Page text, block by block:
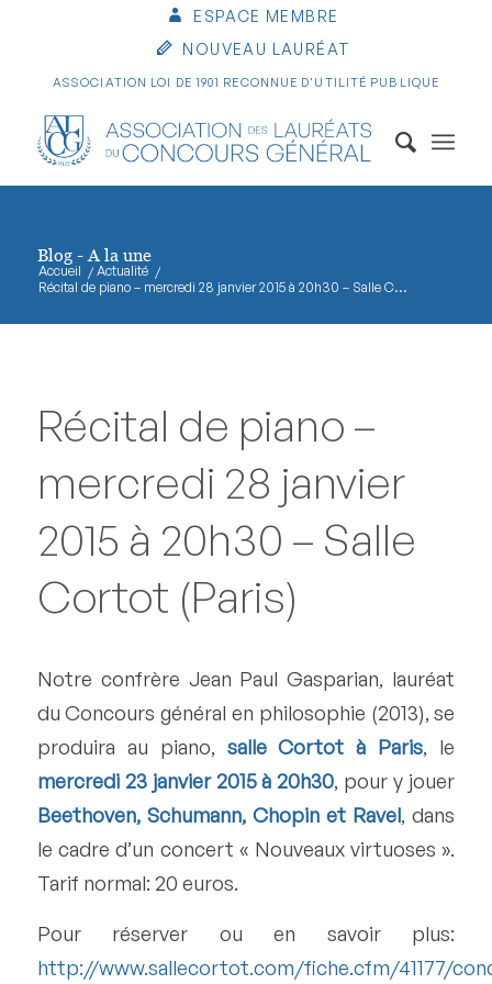
ESPACE MEMBRE
NOUVEAU LAURÉAT
ASSOCIATION LOI DE 1901 RECONNUE D'UTILITÉ PUBLIQUE
Blog - A la une
Accueil / Actualité /
Récital de piano – mercredi 28 janvier 2015 à 20h30 – Salle C...
Récital de piano –
mercredi 28 janvier
2015 à 20h30 – Salle
Cortot (Paris)
Notre confrère Jean Paul Gasparian, lauréat
du Concours général en philosophie (2013), se
produira au piano, salle Cortot à Paris, le
mercredi 23 janvier 2015 à 20h30, pour y jouer
Beethoven, Schumann, Chopin et Ravel, dans
le cadre d’un concert « Nouveaux virtuoses ».
Tarif normal: 20 euros.
Pour réserver ou en savoir plus:
http://www.sallecortot.com/fiche.cfm/41177/